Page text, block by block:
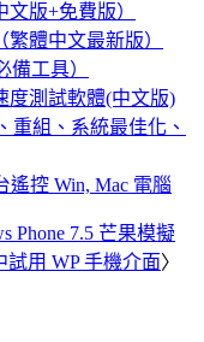
版+免費版）
體中文最新版）
工具）
度測試軟體(中文版)
重組、系統最佳化、
遙控 Win, Mac 電腦
Phone 7.5 芒果模擬
試用 WP 手機介面〉